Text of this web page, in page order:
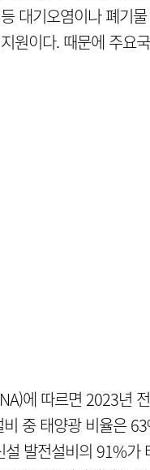
대기오염이나 폐기
원이다. 때문에 주요
에 따르면 2023년
중 태양광 비율은
발전설비의 91%